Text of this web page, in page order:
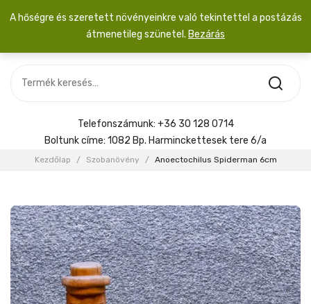
SZOBANÖVÉNY
KIEGÉSZÍTŐK
Menyasszonyi csokor
Telefonszámunk: +36 30 128 0714
Boltunk címe: 1082 Bp. Harminckettesek tere 6/a
Kezdőlap / Szobanövény / Anoectochilus Spiderman 6cm
A hőségre és szeretett növényeinkre való tekintettel a postázás
átmenetileg szünetel. Bezárás